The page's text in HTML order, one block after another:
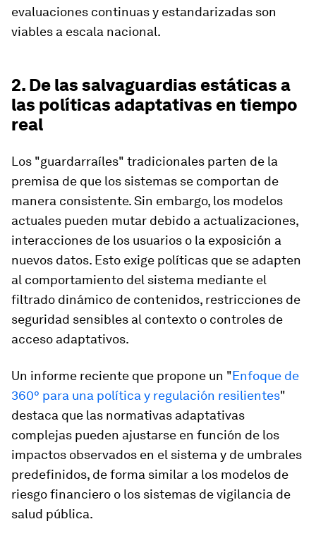
evaluaciones continuas y estandarizadas son
viables a escala nacional.
2. De las salvaguardias estáticas a
las políticas adaptativas en tiempo
real
Los "guardarraíles" tradicionales parten de la
premisa de que los sistemas se comportan de
manera consistente. Sin embargo, los modelos
actuales pueden mutar debido a actualizaciones,
interacciones de los usuarios o la exposición a
nuevos datos. Esto exige políticas que se adapten
al comportamiento del sistema mediante el
filtrado dinámico de contenidos, restricciones de
seguridad sensibles al contexto o controles de
acceso adaptativos.
Un informe reciente que propone un "Enfoque de
360° para una política y regulación resilientes"
destaca que las normativas adaptativas
complejas pueden ajustarse en función de los
impactos observados en el sistema y de umbrales
predefinidos, de forma similar a los modelos de
riesgo financiero o los sistemas de vigilancia de
salud pública.